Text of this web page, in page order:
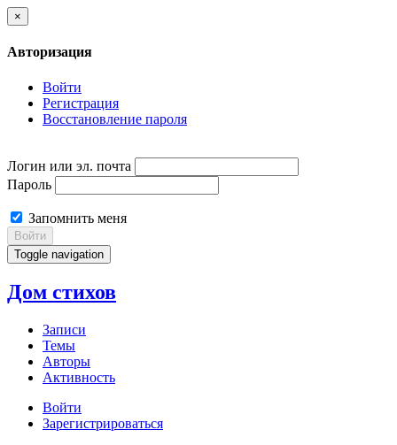
×
Авторизация
Войти
Регистрация
Восстановление пароля
Логин или эл. почта
Пароль
Запомнить меня
Войти
Toggle navigation
Дом стихов
Записи
Темы
Авторы
Активность
Войти
Зарегистрироваться